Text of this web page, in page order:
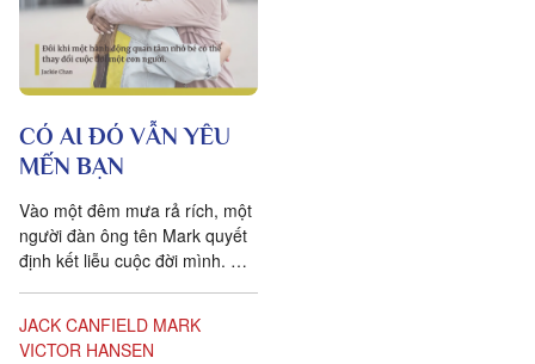
CÓ AI ĐÓ VẪN YÊU
MẾN BẠN
Vào một đêm mưa rả rích, một
người đàn ông tên Mark quyết
định kết liễu cuộc đời mình. Ở
JACK CANFIELD MARK
VICTOR HANSEN